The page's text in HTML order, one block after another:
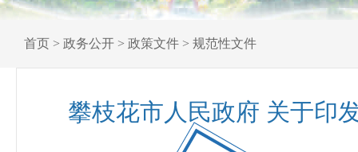
首页 > 政务公开 > 政策文件 > 规范性文件
攀枝花市人民政府 关于印